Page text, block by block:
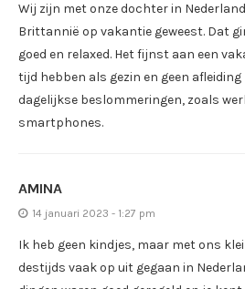
Wij zijn met onze dochter in
Brittannië op vakantie geweest. Dat
goed en relaxed. Het fijnst aan een
tijd hebben als gezin en geen
dagelijkse beslommeringen, zoals
smartphones.
AMINA
14 januari 2023 - 1:27 pm
Ik heb geen kindjes, maar met ons
destijds vaak op uit gegaan in